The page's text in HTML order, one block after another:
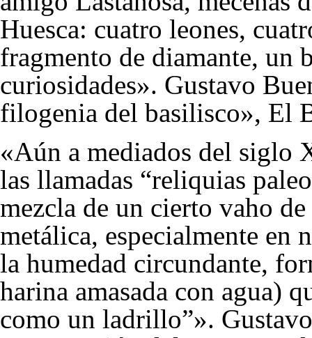
Huesca: cuatro leones,
fragmento de diamante, un
curiosidades». Gustavo
filogenia del basilisco», El
«Aún a mediados del
las llamadas “reliquias
mezcla de un cierto vaho
metálica, especialmente en
la humedad circundante,
harina amasada con agua)
como un ladrillo”».